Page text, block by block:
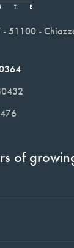
51100 -
of